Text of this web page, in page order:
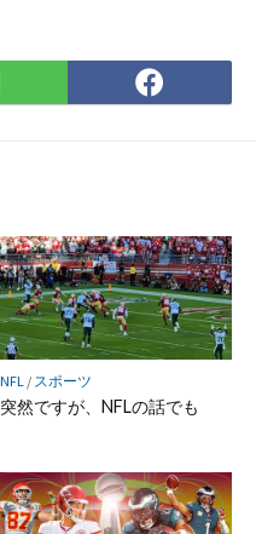
LINE
で
で
NFL / スポーツ
突然ですが、NFLの話でも